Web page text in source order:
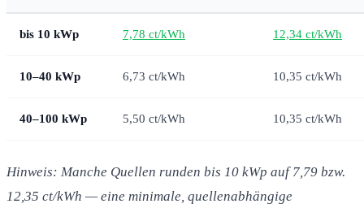
bis 10 kWp 7,78 ct/kWh 12,34 ct/kWh
10–40 kWp 6,73 ct/kWh 10,35 ct/kWh
40–100 kWp 5,50 ct/kWh 10,35 ct/kWh
Hinweis: Manche Quellen runden bis 10 kWp auf 7,79 bzw.
12,35 ct/kWh — eine minimale, quellenabhängige